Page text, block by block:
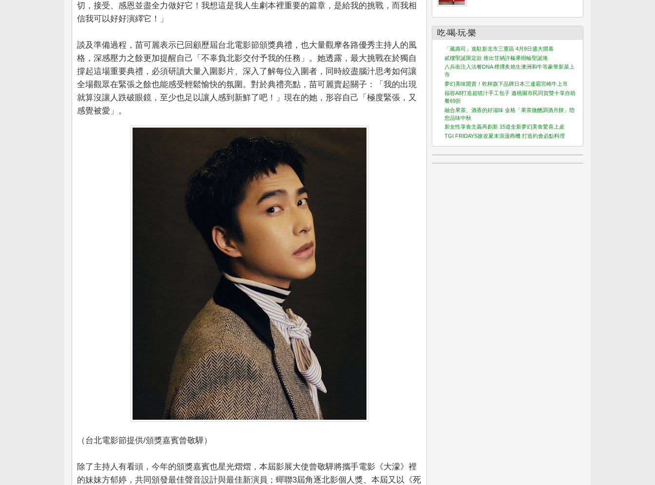
切，接受、感恩並盡全力做好它！我想這是我人生劇本裡重要的篇章，是給我的挑戰，而我相
信我可以好好演繹它！」
談及準備過程，苗可麗表示已回顧歷屆台北電影節頒獎典禮，也大量觀摩各路優秀主持人的風
格，深感壓力之餘更加提醒自己「不辜負北影交付予我的任務」。她透露，最大挑戰在於獨自
撐起這場重要典禮，必須研讀大量入圍影片、深入了解每位入圍者，同時絞盡腦汁思考如何讓
全場觀眾在緊張之餘也能感受輕鬆愉快的氛圍。對於典禮亮點，苗可麗賣起關子：「我的出現
就算沒讓人跌破眼鏡，至少也足以讓人感到新鮮了吧！」現在的她，形容自己「極度緊張，又
感覺被愛」。
（台北電影節提供/頒獎嘉賓曾敬驊）
除了主持人有看頭，今年的頒獎嘉賓也星光熠熠，本屆影展大使曾敬驊將攜手電影《大濛》裡
的妹妹方郁婷，共同頒發最佳聲音設計與最佳新演員；蟬聯3屆角逐北影個人獎、本屆又以《死
吃‧喝‧玩‧樂
「藏壽司」進駐新北市三重區 4月9日盛大開幕
貳樓聖誕限定款 推出甘納許榛果樹輪聖誕捲
八兵衛注入法餐DNA 煙燻炙燒生澳洲和牛等豪華新菜上
市
夢幻美味開賣！乾杯旗下品牌日本三連霸宮崎牛上市
福容A8打造超噴汁手工包子 邀桃園市民同賀雙十享自助
餐69折
融合果茶、酒香的好滋味 金格「果茶微醺調酒月餅」陪
您品味中秋
新女性享食主義再創新 15道全新夢幻美食驚喜上桌
TGI FRIDAYS搶攻夏末浪漫商機 打造約會必點料理